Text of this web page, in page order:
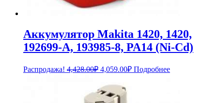
Аккумулятор Makita 1420, 1420,
192699-A, 193985-8, PA14 (Ni-Cd)
Распродажа! 4,428.00₽ Первоначальная
составляла
4,428.00₽.
4,059.00₽Текущая
цена:
Подробнее